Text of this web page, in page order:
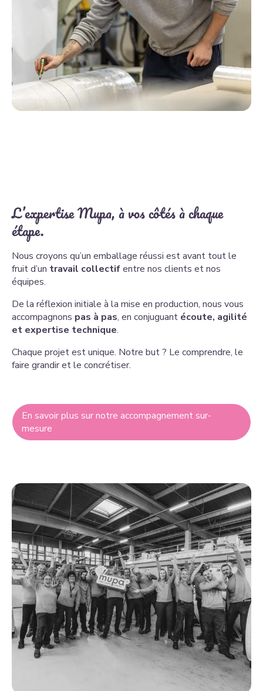
L’expertise Mupa, à vos côtés à chaque
étape.
Nous croyons qu’un emballage réussi est avant tout le
fruit d’un travail collectifentre nos clients et nos
équipes.
De la réflexion initiale à la mise en production, nous vous
accompagnons pas à pas, en conjuguant écoute, agilité
et expertise technique.
Chaque projet est unique. Notre but ? Le comprendre, le
faire grandir et le concrétiser.
En savoir plus sur notre accompagnement sur-
mesure